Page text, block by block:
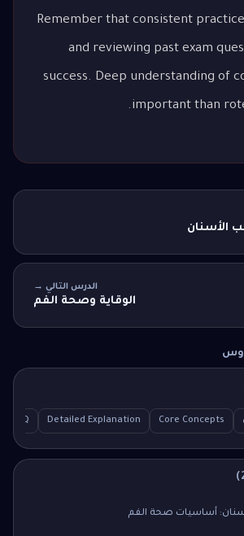
عيادة الأسنان". Remember that consistent practice
and reviewing past exam
success. Deep understanding of
important than
الأسنان
الدرس التالي →
الوقاية وصحة الفم
Core Concepts
Detailed Explanation
MCQ
)
أساسيات صحة الفم